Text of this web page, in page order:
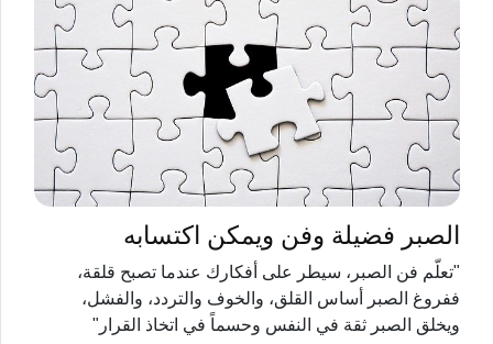
الصبر فضيلة وفن ويمكن اكتسابه
"تعلّم فن الصبر، سيطر على أفكارك عندما تصبح قلقة،
ففروغ الصبر أساس القلق، والخوف والتردد، والفشل،
ويخلق الصبر ثقة في النفس وحسماً في اتخاذ القرار"